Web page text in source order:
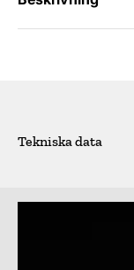
Tekniska data